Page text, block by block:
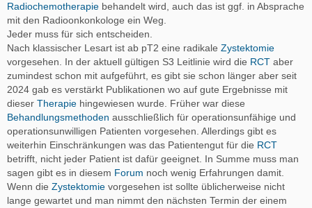
Radiochemotherapie behandelt wird, auch das ist ggf. in Absprache
mit den Radioonkonkologe ein Weg.
Jeder muss für sich entscheiden.
Nach klassischer Lesart ist ab pT2 eine radikale Zystektomie
vorgesehen. In der aktuell gültigen S3 Leitlinie wird die RCT aber
zumindest schon mit aufgeführt, es gibt sie schon länger aber seit
2024 gab es verstärkt Publikationen wo auf gute Ergebnisse mit
dieser Therapie hingewiesen wurde. Früher war diese
Behandlungsmethoden ausschließlich für operationsunfähige und
operationsunwilligen Patienten vorgesehen. Allerdings gibt es
weiterhin Einschränkungen was das Patientengut für die RCT
betrifft, nicht jeder Patient ist dafür geeignet. In Summe muss man
sagen gibt es in diesem Forum noch wenig Erfahrungen damit.
Wenn die Zystektomie vorgesehen ist sollte üblicherweise nicht
lange gewartet und man nimmt den nächsten Termin der einem